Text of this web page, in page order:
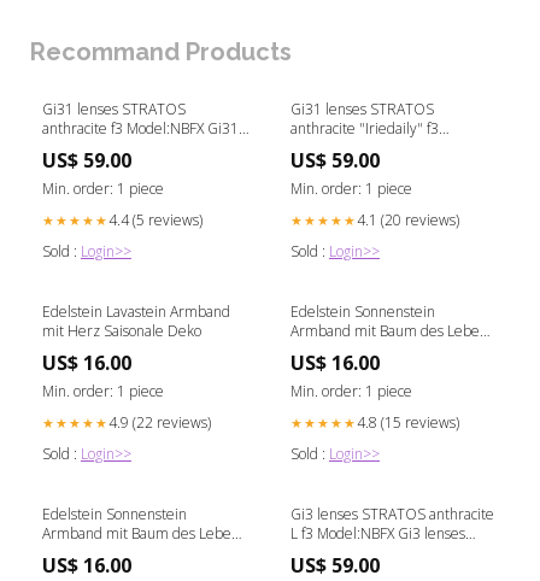
Recommand Products
Gi31 lenses STRATOS
anthracite f3 Model:NBFX Gi31
US$ 59.00
Min. order: 1 piece
★★★★★4.4 (5 reviews)
Sold : Login>>
Gi31 lenses STRATOS
anthracite "Iriedaily" f3
STRATOS anthracite "Iriedaily"
f3
US$ 59.00
Min. order: 1 piece
★★★★★4.1 (20 reviews)
Sold : Login>>
Edelstein Lavastein Armband
mit Herz Saisonale Deko
US$ 16.00
Min. order: 1 piece
★★★★★4.9 (22 reviews)
Sold : Login>>
Edelstein Sonnenstein
Armband mit Baum des Lebens
US$ 16.00
Min. order: 1 piece
★★★★★4.8 (15 reviews)
Sold : Login>>
Edelstein Sonnenstein
Armband mit Baum des Lebens
US$ 16.00
Gi3 lenses STRATOS anthracite
L f3 Model:NBFX Gi3 lenses
US$ 59.00